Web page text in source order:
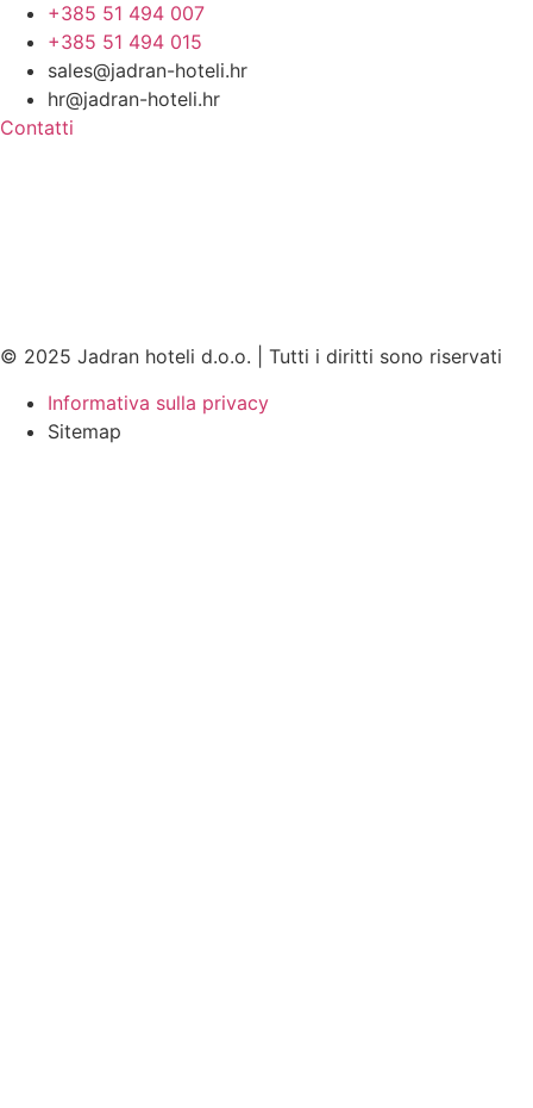
+385 51 494 007
+385 51 494 015
sales@jadran-hoteli.hr
hr@jadran-hoteli.hr
Contatti
© 2025 Jadran hoteli d.o.o. | Tutti i diritti sono riservati
Informativa sulla privacy
Sitemap